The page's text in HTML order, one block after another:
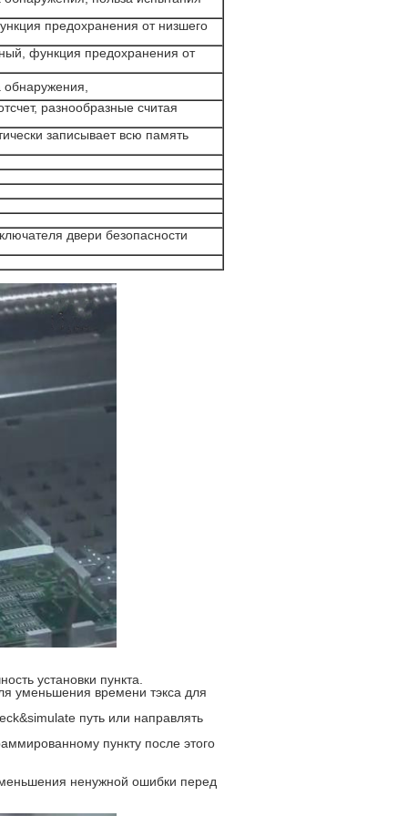
предохранения от низшего
функция предохранения от
обнаружения,
разнообразные считая
записывает всю память
двери безопасности
установки пункта.
уменьшения времени тэкса для
путь или направлять
пункту после этого
ненужной ошибки перед